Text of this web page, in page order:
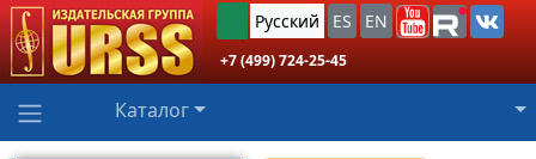
Русский ES EN
+7 (499) 724-25-45
Каталог